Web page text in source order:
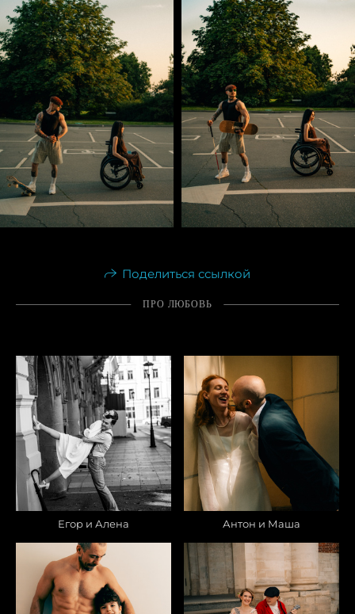
Поделиться ссылкой
ПРО ЛЮБОВЬ
Егор и Алена Антон и Маша